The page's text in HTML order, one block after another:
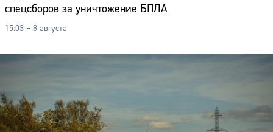
спецсборов за уничтожение БПЛА
15:03 – 8 августа